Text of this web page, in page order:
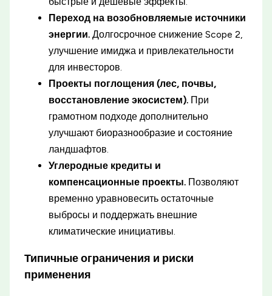
Переход на возобновляемые источники
энергии. Долгосрочное снижение Scope 2,
улучшение имиджа и привлекательности
для инвесторов.
Проекты поглощения (лес, почвы,
восстановление экосистем). При
грамотном подходе дополнительно
улучшают биоразнообразие и состояние
ландшафтов.
Углеродные кредиты и
компенсационные проекты. Позволяют
временно уравновесить остаточные
выбросы и поддержать внешние
климатические инициативы.
Типичные ограничения и риски
применения